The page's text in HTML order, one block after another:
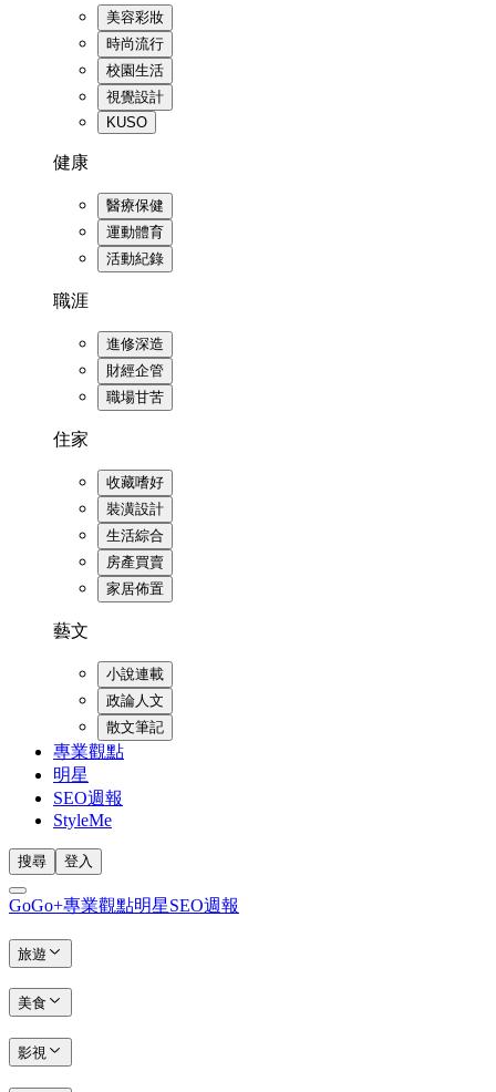
美容彩妝
時尚流行
校園生活
視覺設計
KUSO
健康
醫療保健
運動體育
活動紀錄
職涯
進修深造
財經企管
職場甘苦
住家
收藏嗜好
裝潢設計
生活綜合
房產買賣
家居佈置
藝文
小說連載
政論人文
散文筆記
專業觀點
明星
SEO週報
StyleMe
搜尋 登入
GoGo+專業觀點明星SEO週報
旅遊
美食
影視